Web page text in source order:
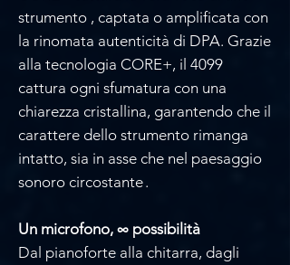
strumento , captata o amplificata con
la rinomata autenticità di DPA. Grazie
alla tecnologia CORE+, il 4099
cattura ogni sfumatura con una
chiarezza cristallina, garantendo che il
carattere dello strumento rimanga
intatto, sia in asse che nel paesaggio
sonoro circostante .
Un microfono, ∞ possibilità
Dal pianoforte alla chitarra, dagli